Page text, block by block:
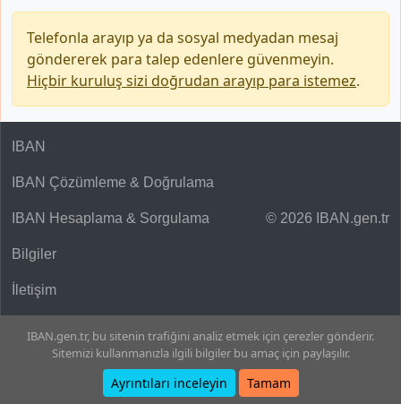
Telefonla arayıp ya da sosyal medyadan mesaj
göndererek para talep edenlere güvenmeyin.
Hiçbir kuruluş sizi doğrudan arayıp para istemez.
© 2026 IBAN.gen.tr
IBAN
IBAN Çözümleme & Doğrulama
IBAN Hesaplama & Sorgulama
Bilgiler
İletişim
IBAN.gen.tr, bu sitenin trafiğini analiz etmek için çerezler gönderir.
Sitemizi kullanmanızla ilgili bilgiler bu amaç için paylaşılır.
Ayrıntıları inceleyin Tamam